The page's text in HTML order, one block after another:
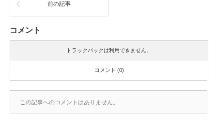
前の記事
コメント
トラックバックは利用できません。
コメント (0)
この記事へのコメントはありません。